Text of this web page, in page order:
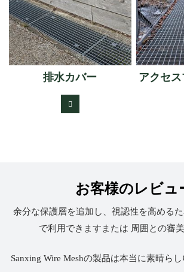
排水カバー
アクセ
お客様のレビュ
余分な保護層を追加し、視認性を高める
で利用できますまたは 周囲との審美
Sanxing Wire Meshの製品は本当に素晴ら